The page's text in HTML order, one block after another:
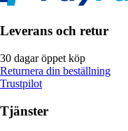
Leverans och retur
30 dagar öppet köp
Returnera din beställning
Trustpilot
Tjänster